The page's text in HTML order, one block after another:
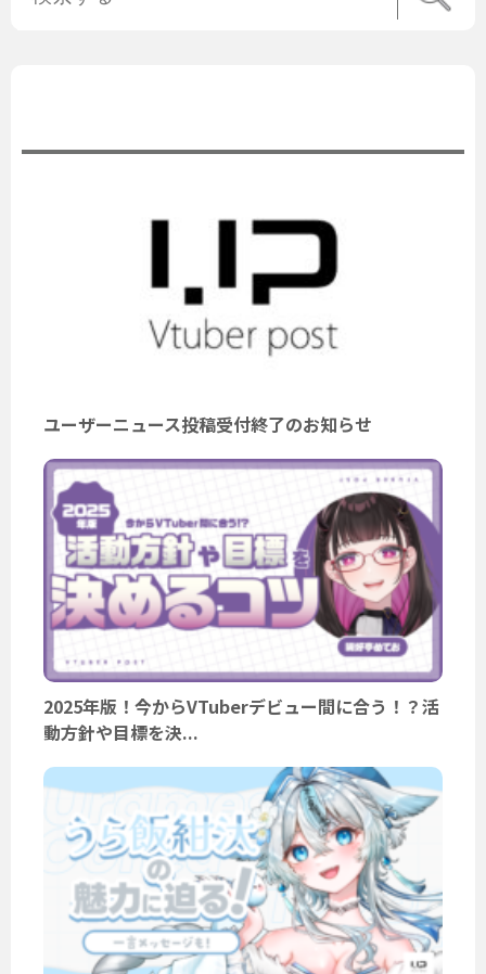
ユーザーニュース投稿受付終了のお知らせ
2025年版！今からVTuberデビュー間に合う！？活
動方針や目標を決...